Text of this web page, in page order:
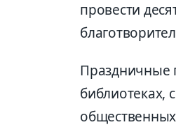
провести
Праздничные
библиотеках,